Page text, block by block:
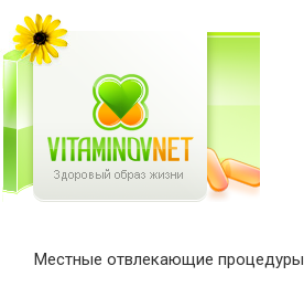
Местные отвлекающие процедуры